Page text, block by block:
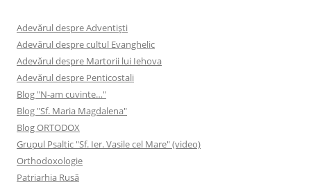
Adevărul despre Adventişti
Adevărul despre cultul Evanghelic
Adevărul despre Martorii lui Iehova
Adevărul despre Penticostali
Blog "N-am cuvinte…"
Blog "Sf. Maria Magdalena"
Blog ORTODOX
Grupul Psaltic "Sf. Ier. Vasile cel Mare" (video)
Orthodoxologie
Patriarhia Rusă